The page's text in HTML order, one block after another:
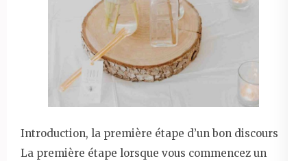
Introduction, la première étape d’un bon discours
La première étape lorsque vous commencez un